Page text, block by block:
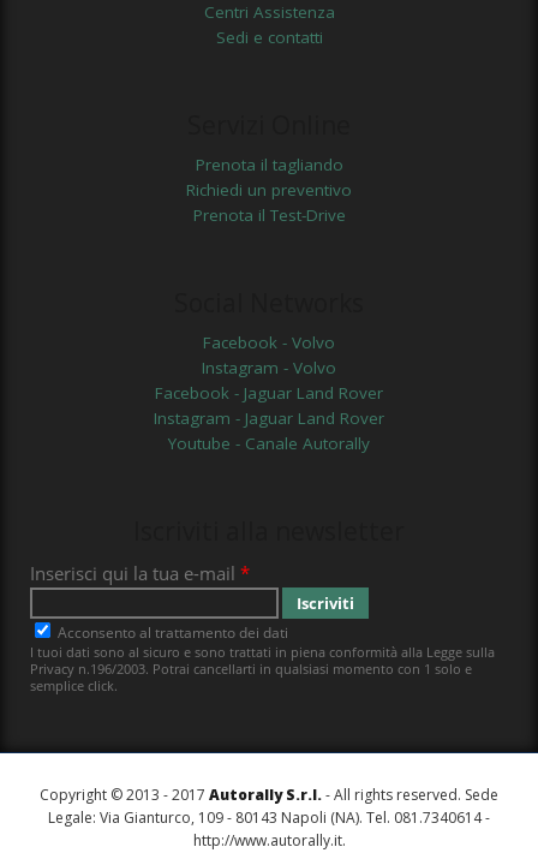
Centri Assistenza
Sedi e contatti
Prenota il tagliando
Richiedi un preventivo
Prenota il Test-Drive
Facebook - Volvo
Instagram - Volvo
Facebook - Jaguar Land Rover
Instagram - Jaguar Land Rover
Youtube - Canale Autorally
Copyright © 2013 - 2017 Autorally S.r.l.- All rights reserved. Sede
Legale: Via Gianturco, 109 - 80143 Napoli (NA). Tel. 081.7340614 -
http://www.autorally.it.